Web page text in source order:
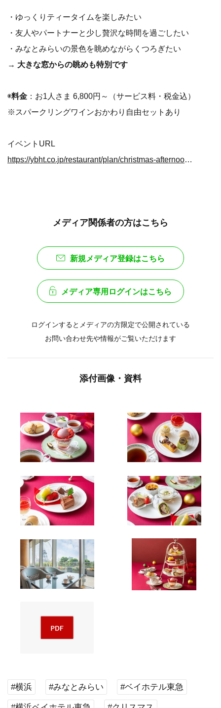
・ゆっくりティータイムを楽しみたい
・友人やパートナーと少し贅沢な時間を過ごしたい
・みなとみらいの景色を眺めながらくつろぎたい
→ 大きな窓からの眺めも特別です
◉料金 ：お1人さま 6,800円～（サービス料・税金込）
※スパークリングワインおかわり自由セットあり
イベントURL
https://ybht.co.jp/restaurant/plan/christmas-afternoontea.php
メディア関係者の方はこちら
新規メディア登録はこちら
メディア専用ログインはこちら
ログインするとメディアの方限定で公開されている
お問い合わせ先や情報がご覧いただけます
添付画像・資料
#横浜 #みなとみらい #ベイホテル東急